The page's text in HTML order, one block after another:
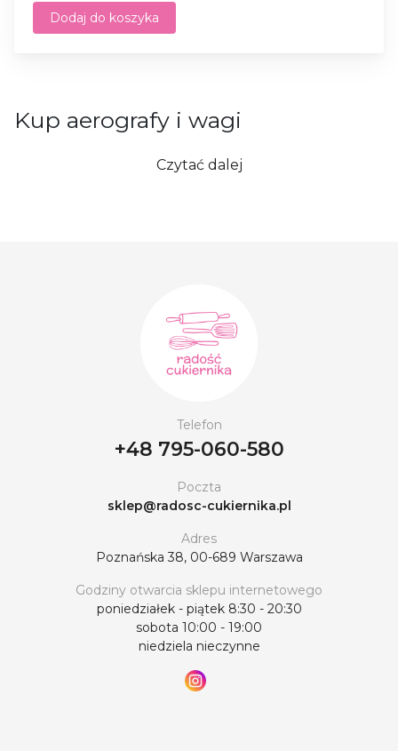
Dodaj do koszyka
Kup aerografy i wagi
zakup aerografu, który ułatwia przygotowanie
staje się dziełem sztuki, w którym każdy detal jest
wykonany z pasją i miłością. Za pomocą aerografu
można łatwo zrealizować wszelkie designerskie
dla cukierników, pozwalając im wyróżniać się na tle
konkurencji i oferować klientom coś naprawdę
nie trzeba bać się próbować nowych przepisów i
dzielić się swoimi dziełami z bliskimi.
Czytać dalej
Telefon
+48 795-060-580
Poczta
sklep@radosc-cukiernika.pl
Adres
Poznańska 38, 00-689 Warszawa
Godziny otwarcia sklepu internetowego
poniedziałek - piątek 8:30 - 20:30
sobota 10:00 - 19:00
niedziela nieczynne